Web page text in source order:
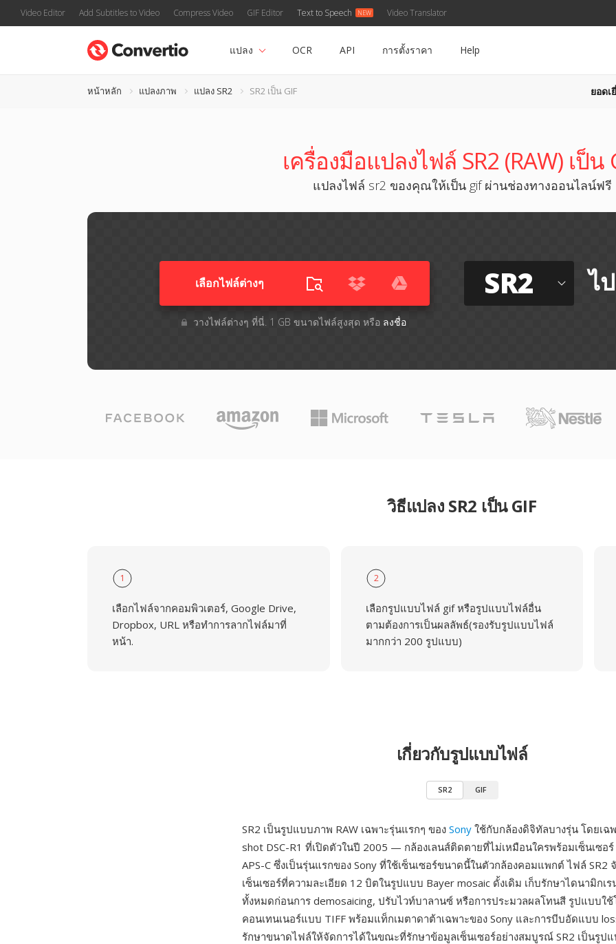
Video Editor Add Subtitles to Video Compress Video GIF Editor Text to Speech Video Translator
แปลง OCR API การตั้งราคา Help
หน้าหลัก แปลงภาพ แปลง SR2 SR2 เป็น GIF ยอดเ
เครื่องมือแปลงไฟล์ SR2 (RAW) เป็น
แปลงไฟล์ sr2 ของคุณให้เป็น gif ผ่านช่องทางออนไลน์ฟรี
เลือกไฟล์ต่างๆ​
วางไฟล์ต่างๆ​ ที่นี่. 1 GB ขนาดไฟล์สูงสุด หรือ ลงชื่อ
SR2 ไ
วิธีแปลง SR2 เป็น GIF
1
เลือกไฟล์จากคอมพิวเตอร์, Google Drive,
Dropbox, URL หรือทำการลากไฟล์มาที่
หน้า.
2
เลือกรูปแบบไฟล์ gif หรือรูปแบบไฟล์อื่น
ตามต้องการเป็นผลลัพธ์(รองรับรูปแบบไฟล์
มากกว่า 200 รูปแบบ)
เกี่ยวกับรูปแบบไฟล์
SR2 GIF
SR2 เป็นรูปแบบภาพ RAW เฉพาะรุ่นแรกๆ ของ Sony ใช้กับกล้องดิจิทัลบางรุ่น โดยเฉ
shot DSC-R1 ที่เปิดตัวในปี 2005 — กล้องเลนส์ติดตายที่ไม่เหมือนใครพร้อมเซ็นเซอร์
APS-C ซึ่งเป็นรุ่นแรกของ Sony ที่ใช้เซ็นเซอร์ขนาดนี้ในตัวกล้องคอมแพกต์ ไฟล์ SR2
เซ็นเซอร์ที่ความละเอียด 12 บิตในรูปแบบ Bayer mosaic ดั้งเดิม เก็บรักษาไดนามิกเ
ทั้งหมดก่อนการ demosaicing, ปรับไวท์บาลานซ์ หรือการประมวลผลโทนสี รูปแบบใช้
คอนเทนเนอร์แบบ TIFF พร้อมแท็กเมตาดาต้าเฉพาะของ Sony และการบีบอัดแบบ
รักษาขนาดไฟล์ให้จัดการได้ในขณะที่รักษาข้อมูลเซ็นเซอร์อย่างสมบูรณ์ SR2 เป็นรูป